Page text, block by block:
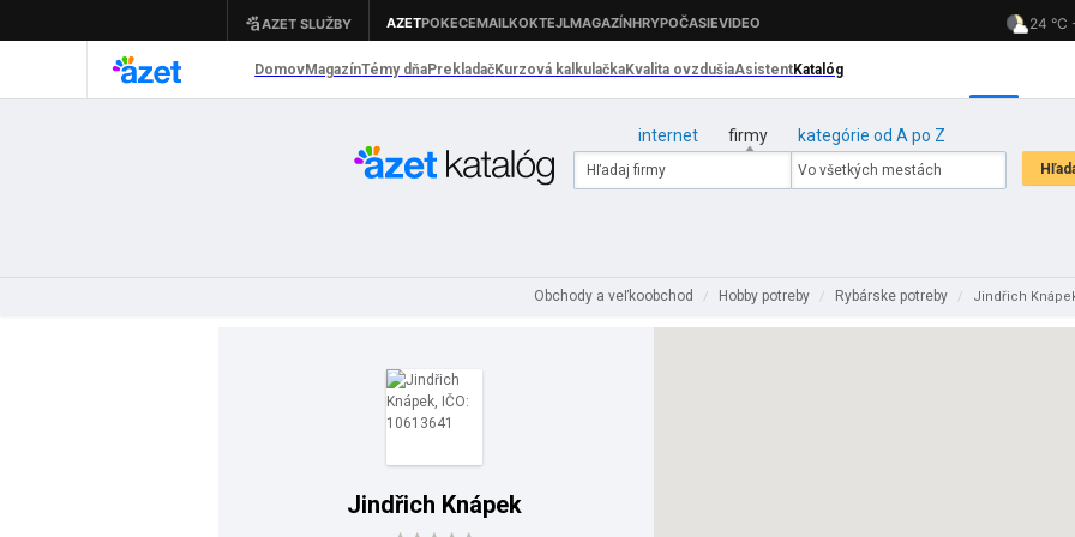
internet firmy kategórie od A po Z
Obchody a veľkoobchod / Hobby potreby / Rybárske potreby / Jindřich
Jindřich Knápek